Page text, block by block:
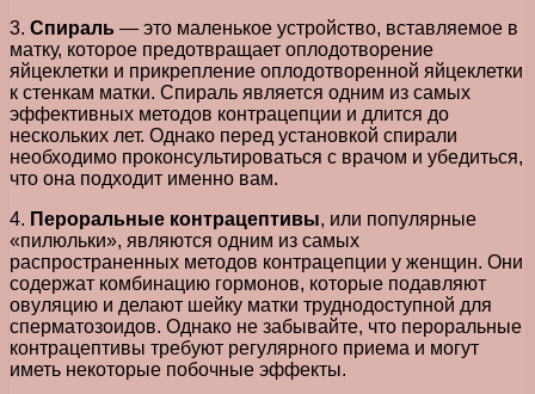
3. Спираль — это маленькое устройство, вставляемое в
матку, которое предотвращает оплодотворение
яйцеклетки и прикрепление оплодотворенной яйцеклетки
к стенкам матки. Спираль является одним из самых
эффективных методов контрацепции и длится до
нескольких лет. Однако перед установкой спирали
необходимо проконсультироваться с врачом и убедиться,
что она подходит именно вам.
4. Пероральные контрацептивы, или популярные
«пилюльки», являются одним из самых
распространенных методов контрацепции у женщин. Они
содержат комбинацию гормонов, которые подавляют
овуляцию и делают шейку матки труднодоступной для
сперматозоидов. Однако не забывайте, что пероральные
контрацептивы требуют регулярного приема и могут
иметь некоторые побочные эффекты.